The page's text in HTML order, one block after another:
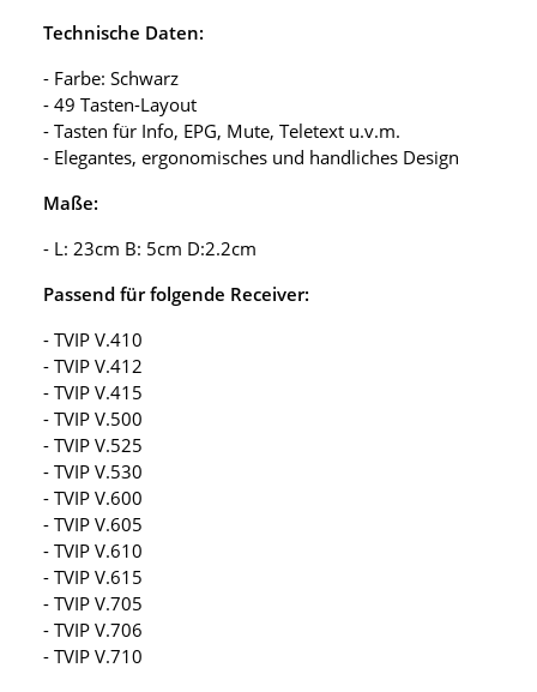
Technische Daten:
- Farbe: Schwarz
- 49 Tasten-Layout
- Tasten für Info, EPG, Mute, Teletext u.v.m.
- Elegantes, ergonomisches und handliches Design
Maße:
- L: 23cm B: 5cm D:2.2cm
Passend für folgende Receiver:
- TVIP V.410
- TVIP V.412
- TVIP V.415
- TVIP V.500
- TVIP V.525
- TVIP V.530
- TVIP V.600
- TVIP V.605
- TVIP V.610
- TVIP V.615
- TVIP V.705
- TVIP V.706
- TVIP V.710